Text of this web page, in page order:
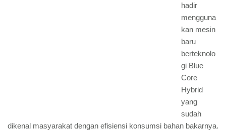
hadir
mengguna
kan mesin
baru
berteknolo
gi Blue
Core
Hybrid
yang
sudah
dikenal masyarakat dengan efisiensi konsumsi bahan bakarnya.